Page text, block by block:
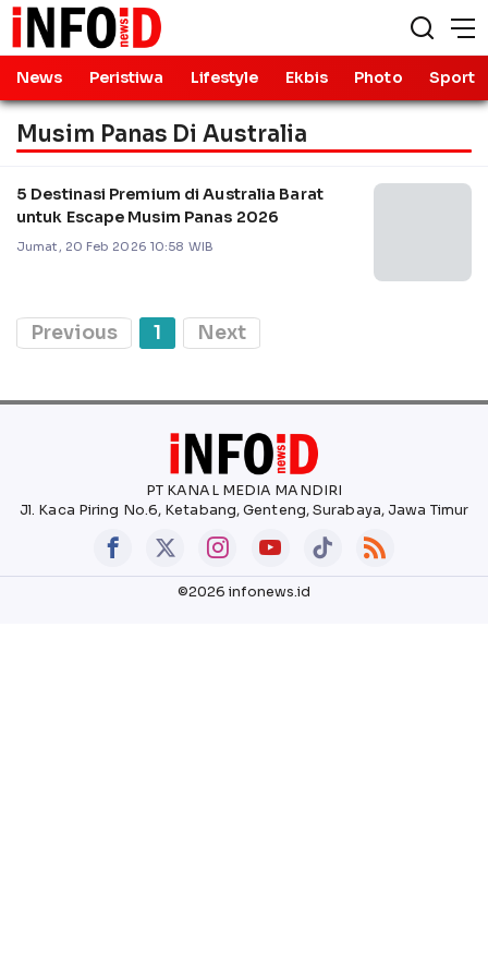
News Peristiwa Lifestyle Ekbis Photo Sport
Musim Panas Di Australia
5 Destinasi Premium di Australia Barat
untuk Escape Musim Panas 2026
Jumat, 20 Feb 2026 10:58 WIB
Previous 1 Next
PT KANAL MEDIA MANDIRI
Jl. Kaca Piring No.6, Ketabang, Genteng, Surabaya, Jawa Timur
©2026 infonews.id